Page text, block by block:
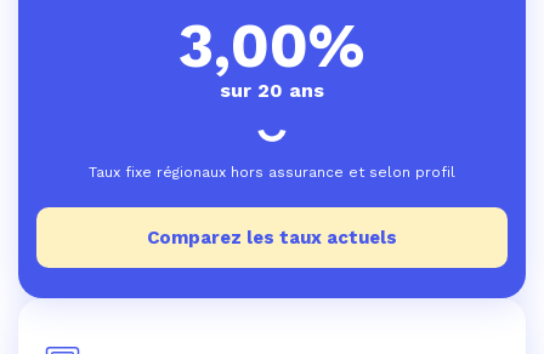
3,00%
sur 20 ans
Taux fixe régionaux hors assurance et selon profil
Comparez les taux actuels